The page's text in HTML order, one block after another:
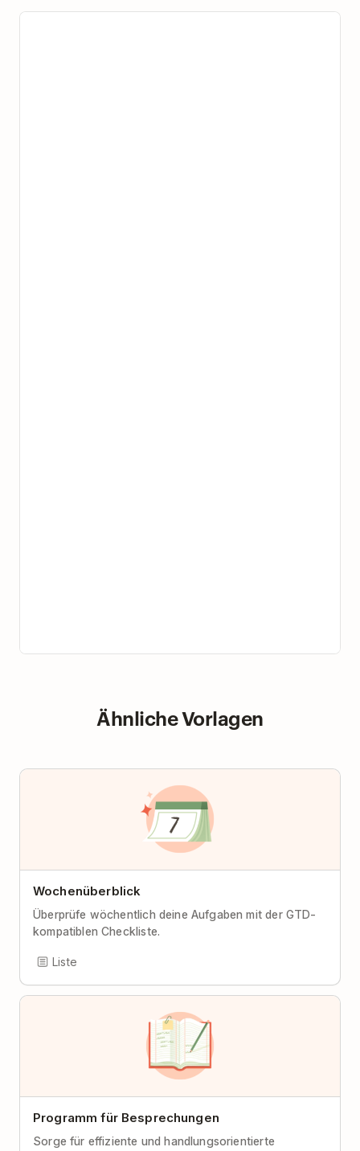
Ähnliche Vorlagen
Wochenüberblick
Überprüfe wöchentlich deine Aufgaben mit der GTD-
kompatiblen Checkliste.
Liste
Programm für Besprechungen
Sorge für effiziente und handlungsorientierte